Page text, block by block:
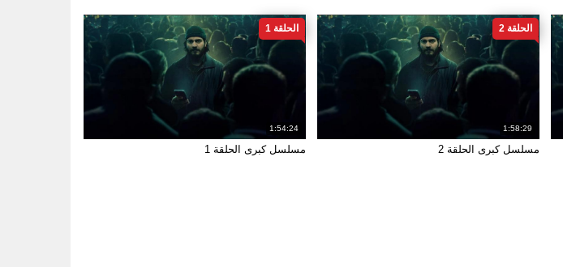
1:58:29
الحلقة 2
مسلسل كبرى الحلقة 2
1:54:24
الحلقة 1
مسلسل كبرى الحلقة 1